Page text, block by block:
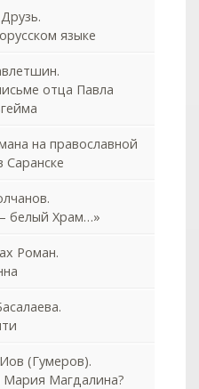
языке
отца Павла
на православной
Саранске
белый Храм…»
Роман.
(Гумеров).
Магдалина?